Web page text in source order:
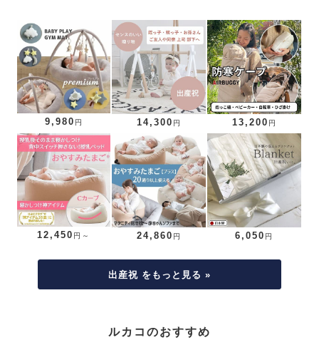
9,980 円 14,300 円 13,200 円
12,450 円～ 24,860 円 6,050 円
出産祝 をもっと見る »
ルカコのおすすめ